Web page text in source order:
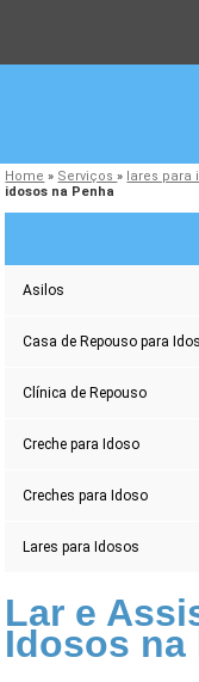
Home » Serviços» lares
idosos na Penha
Asilos
Casa de Repouso para
Clínica de Repouso
Creche para Idoso
Creches para Idoso
Lares para Idosos
Lar e
Idosos na